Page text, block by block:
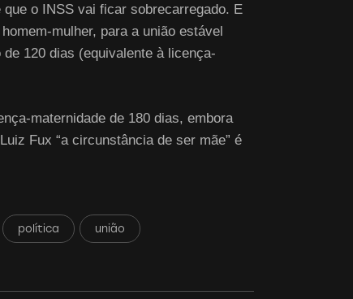
o INSS vai ficar sobrecarregado. E
mulher, para a união estável
120 dias (equivalente à licença-
maternidade de 180 dias, embora
Fux “a circunstância de ser mãe” é
política união